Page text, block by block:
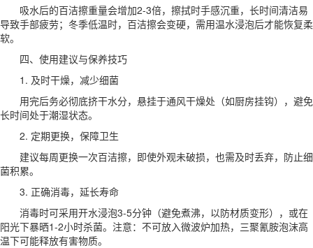
吸水后的百洁擦重量会增加2-3倍，擦拭时手感沉重，长时间清洁易
导致手部疲劳；冬季低温时，百洁擦会变硬，需用温水浸泡后才能恢复柔
软。
四、使用建议与保养技巧
1. 及时干燥，减少细菌
用完后务必彻底挤干水分，悬挂于通风干燥处（如厨房挂钩），避免
长时间处于潮湿状态。
2. 定期更换，保障卫生
建议每周更换一次百洁擦，即使外观未破损，也需及时丢弃，防止细
菌积累。
3. 正确消毒，延长寿命
消毒时可采用开水浸泡3-5分钟（避免煮沸，以防材质变形），或在
阳光下暴晒1-2小时杀菌。注意：不可放入微波炉加热，三聚氰胺泡沫高
温下可能释放有害物质。